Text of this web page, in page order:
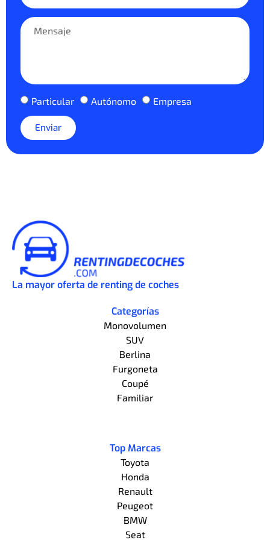
Particular Autónomo Empresa
Enviar
La mayor oferta de renting de coches
Categorías
Monovolumen
SUV
Berlina
Furgoneta
Coupé
Familiar
Top Marcas
Toyota
Honda
Renault
Peugeot
BMW
Seat